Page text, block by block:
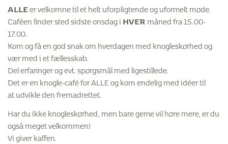
ALLEer velkomne til et helt uforpligtende og uformelt møde.
Caféen finder sted sidste onsdag iHVERmåned fra 15.00-
17.00.
Kom og få en god snak om hverdagen med knogleskørhed og
vær med i et fællesskab.
Del erfaringer og evt. spørgsmål med ligestillede.
Det er en knogle-café for ALLE og kom endelig med idéer til
at udvikle den fremadrettet.
Har du ikke knogleskørhed, men bare gerne vil høre mere, er du
også meget velkommen!
Vi giver kaffen.